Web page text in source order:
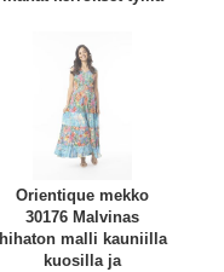
Orientique mekko
30176 Malvinas
hihaton malli kauniilla
kuosilla ja